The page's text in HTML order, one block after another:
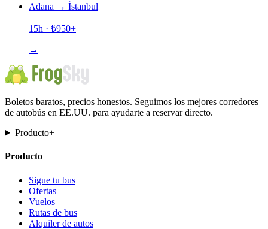
Adana → İstanbul
15h · ₺950+
→
Boletos baratos, precios honestos. Seguimos los mejores corredores
de autobús en EE.UU. para ayudarte a reservar directo.
Producto+
Producto
Sigue tu bus
Ofertas
Vuelos
Rutas de bus
Alquiler de autos